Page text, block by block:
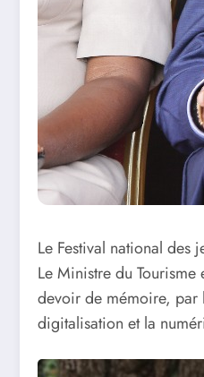
Le Festival national des
Le Ministre du
devoir de mémoire, par
digitalisation et la